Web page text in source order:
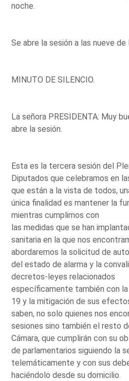
noche.
Se abre la sesión a las nueve de
MINUTO DE SILENCIO.
La señora PRESIDENTA: Muy
abre la sesión.
Esta es la tercera sesión del
Diputados que celebramos en
que están a la vista de todos,
única finalidad es mantener la
mientras cumplimos con
las medidas que se han
sanitaria en la que nos
abordaremos la solicitud de
del estado de alarma y la
decretos-leyes relacionados
específicamente también con
19 y la mitigación de sus
saben, no solo quienes nos
sesiones sino también el resto
Cámara, que cumplirán con su
de parlamentarios siguiendo la
telemáticamente y con sus
haciéndolo desde su domicilio.